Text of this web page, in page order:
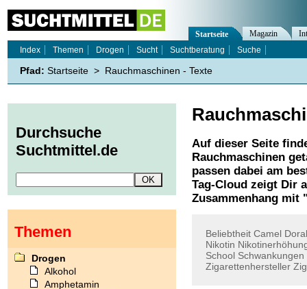
Auf dieser Seite
Rauchmaschinen
passen dabei am
Tag-Cloud zeigt Dir
Zusammenhang mit
Beliebtheit Camel Doral
Nikotin
School Schwankungen
Zigarettenhersteller
Startseite Magazin
Index
Themen Drogen Sucht Suchtberatung Suche
Pfad: Startseite > Rauchmaschinen - Texte
Durchsuche
Suchtmittel.de
Themen
Drogen
Alkohol
Amphetamin